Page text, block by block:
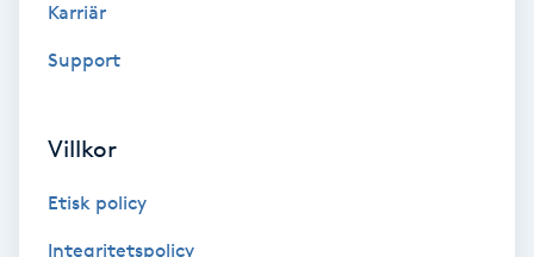
Celluliter
Color correction
Karriär
Support
Villkor
Etisk policy
Integritetspolicy